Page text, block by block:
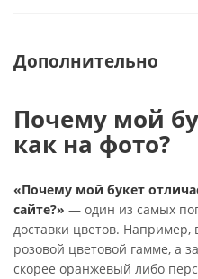
Дополнительно
Почему мой
как на фото?
«Почему мой букет
сайте?» — один из самых
доставки цветов. Например,
розовой цветовой гамме, а
скорее оранжевый либо